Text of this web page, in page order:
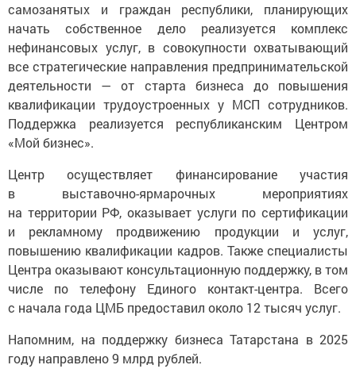
самозанятых и граждан республики, планирующих
начать собственное дело реализуется комплекс
нефинансовых услуг, в совокупности охватывающий
все стратегические направления предпринимательской
деятельности — от старта бизнеса до повышения
квалификации трудоустроенных у МСП сотрудников.
Поддержка реализуется республиканским Центром
«Мой бизнес».
Центр осуществляет финансирование участия
в выставочно-ярмарочных мероприятиях
на территории РФ, оказывает услуги по сертификации
и рекламному продвижению продукции и услуг,
повышению квалификации кадров. Также специалисты
Центра оказывают консультационную поддержку, в том
числе по телефону Единого контакт-центра. Всего
с начала года ЦМБ предоставил около 12 тысяч услуг.
Напомним, на поддержку бизнеса Татарстана в 2025
году направлено 9 млрд рублей.